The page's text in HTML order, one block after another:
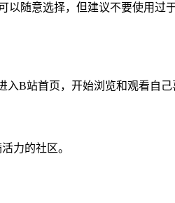
随意选择，但建议不要使用过
B站首页，开始浏览和观看自己
力的社区。